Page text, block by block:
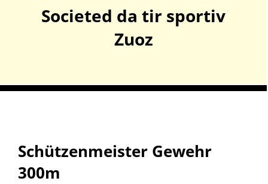
Societed da tir sportiv
Zuoz
Schützenmeister Gewehr
300m